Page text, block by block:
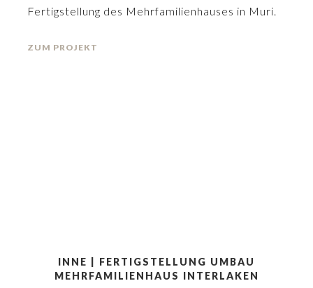
Fertigstellung des Mehrfamilienhauses in Muri.
ZUM PROJEKT
INNE | FERTIGSTELLUNG UMBAU
MEHRFAMILIENHAUS INTERLAKEN